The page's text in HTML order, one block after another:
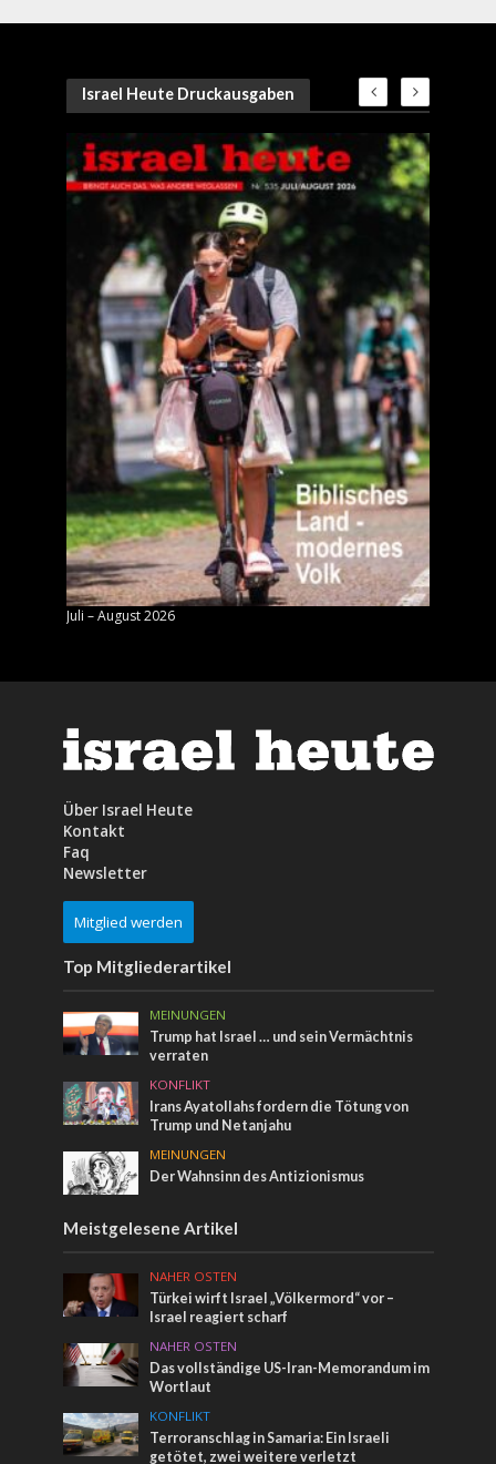
Israel Heute Druckausgaben
Juli – August 2026
Über Israel Heute
Kontakt
Faq
Newsletter
Mitglied werden
Top Mitgliederartikel
MEINUNGEN
Trump hat Israel … und sein Vermächtnis
verraten
KONFLIKT
Irans Ayatollahs fordern die Tötung von
Trump und Netanjahu
MEINUNGEN
Der Wahnsinn des Antizionismus
Meistgelesene Artikel
NAHER OSTEN
Türkei wirft Israel „Völkermord“ vor –
Israel reagiert scharf
NAHER OSTEN
Das vollständige US-Iran-Memorandum im
Wortlaut
KONFLIKT
Terroranschlag in Samaria: Ein Israeli
getötet, zwei weitere verletzt